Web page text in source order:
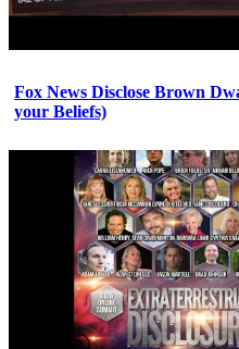
Fox News Disclose Brown
your Beliefs)